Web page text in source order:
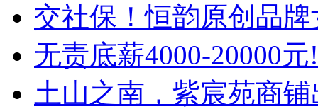
交社保！恒韵原创品
无责底薪4000-20000
土山之南，紫宸苑商